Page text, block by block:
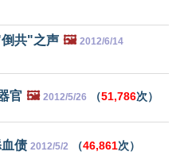
共"之声 🖼️ 2012/6/14
官 🖼️ 2012/5/26 （51,786次）
债 2012/5/2 （46,861次）